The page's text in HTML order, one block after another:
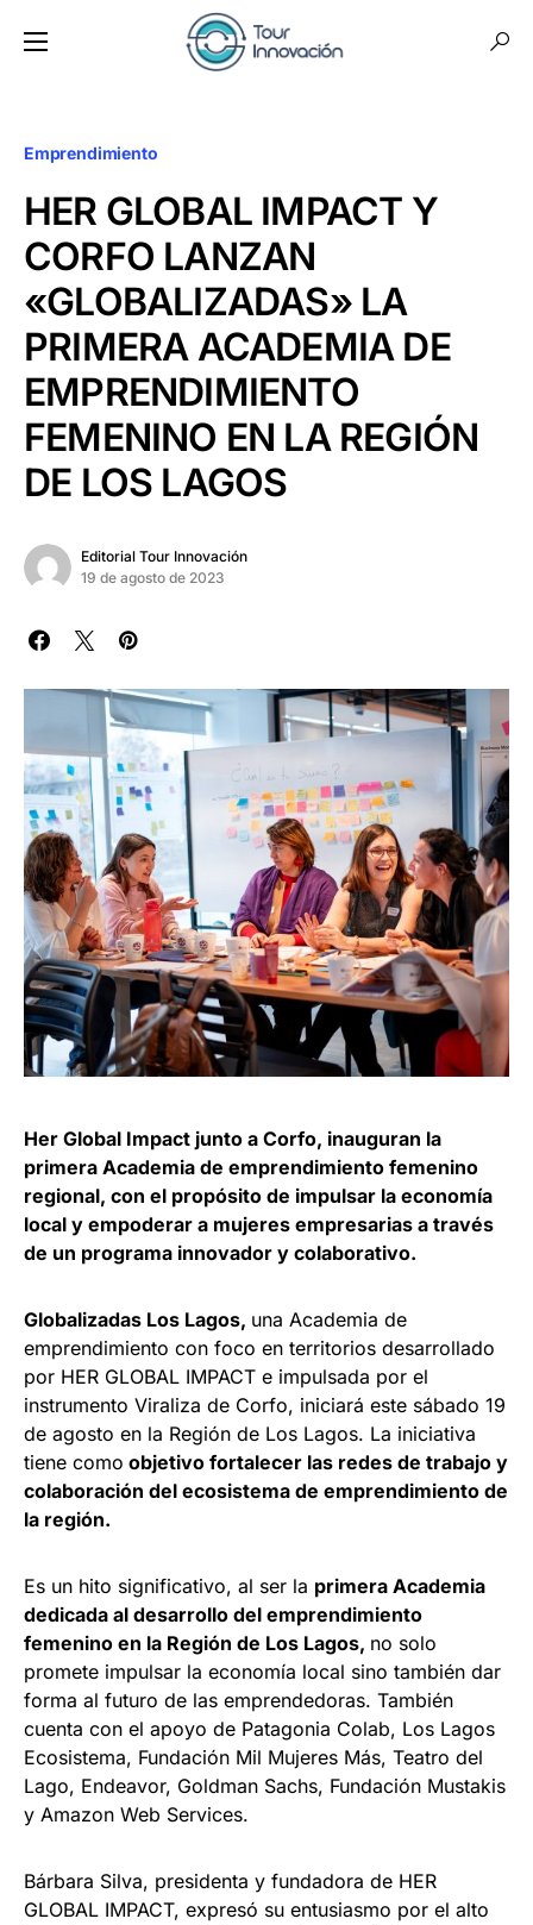
Emprendimiento
HER GLOBAL IMPACT Y
CORFO LANZAN
«GLOBALIZADAS» LA
PRIMERA ACADEMIA DE
EMPRENDIMIENTO
FEMENINO EN LA REGIÓN
DE LOS LAGOS
Editorial Tour Innovación
19 de agosto de 2023
Her Global Impact junto a Corfo, inauguran la
primera Academia de emprendimiento femenino
regional, con el propósito de impulsar la economía
local y empoderar a mujeres empresarias a través
de un programa innovador y colaborativo.
Globalizadas Los Lagos, una Academia de
emprendimiento con foco en territorios desarrollado
por HER GLOBAL IMPACT e impulsada por el
instrumento Viraliza de Corfo, iniciará este sábado 19
de agosto en la Región de Los Lagos. La iniciativa
tiene como objetivo fortalecer las redes de trabajo y
colaboración del ecosistema de emprendimiento de
la región.
Es un hito significativo, al ser la primera Academia
dedicada al desarrollo del emprendimiento
femenino en la Región de Los Lagos, no solo
promete impulsar la economía local sino también dar
forma al futuro de las emprendedoras. También
cuenta con el apoyo de Patagonia Colab, Los Lagos
Ecosistema, Fundación Mil Mujeres Más, Teatro del
Lago, Endeavor, Goldman Sachs, Fundación Mustakis
y Amazon Web Services.
Bárbara Silva, presidenta y fundadora de HER
GLOBAL IMPACT, expresó su entusiasmo por el alto